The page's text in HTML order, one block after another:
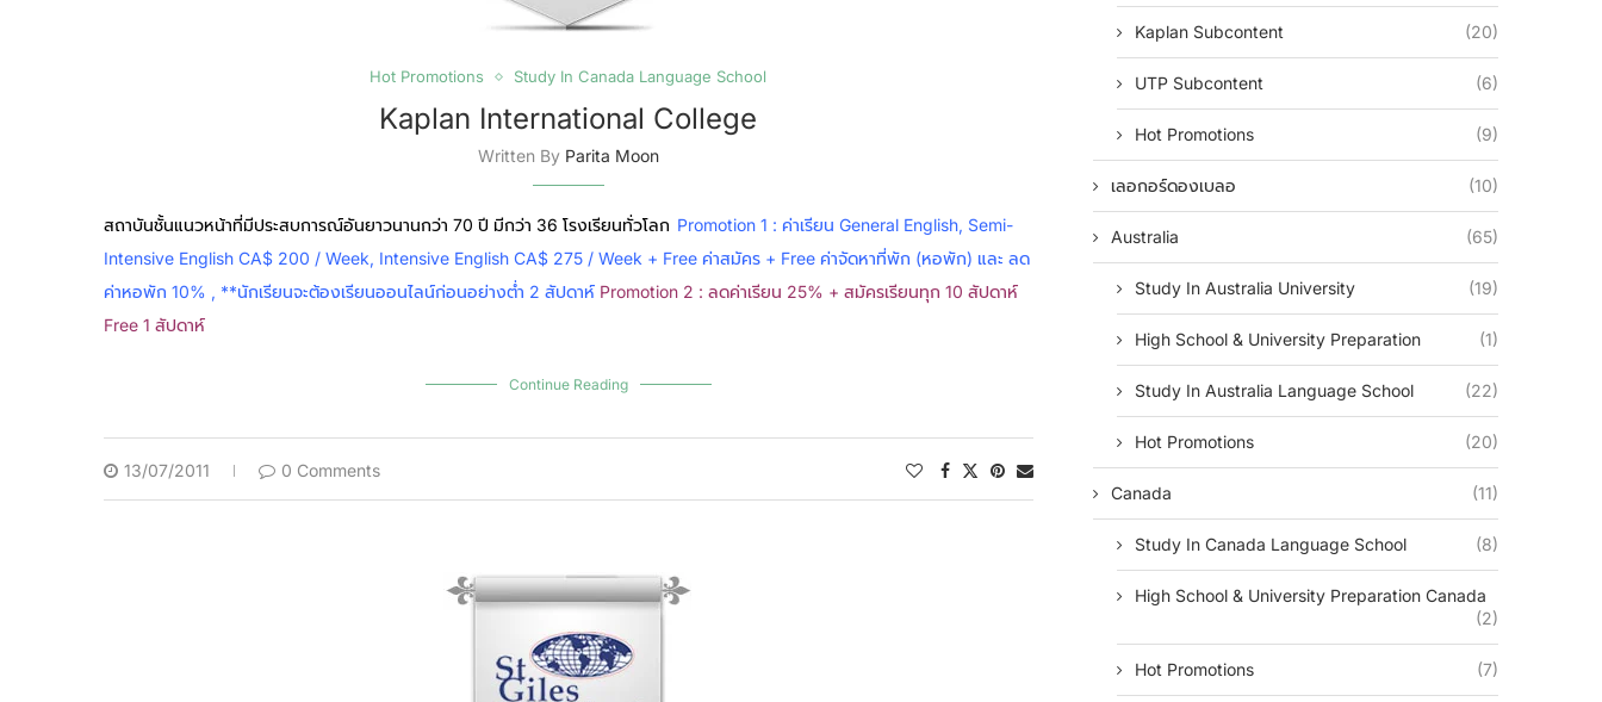
Hot Promotions Study In Canada Language School
Kaplan International College
Written By Parita Moon
สถาบันชั้นแนวหน้าที่มีประสบการณ์อันยาวนานกว่า 70 ปี มีกว่า 36 โรงเรียนทั่วโลก Promotion 1 : ค่าเรียน General English, Semi-
Intensive English CA$ 200 / Week, Intensive English CA$ 275 / Week + Free ค่าสมัคร + Free ค่าจัดหาที่พัก (หอพัก) และ ลด
ค่าหอพัก 10% , **นักเรียนจะต้องเรียนออนไลน์ก่อนอย่างต่ำ 2 สัปดาห์ Promotion 2 : ลดค่าเรียน 25% + สมัครเรียนทุก 10 สัปดาห์
Free 1 สัปดาห์
Continue Reading
13/07/2011 0 Comments
Kaplan Subcontent (20)
UTP Subcontent (6)
Hot Promotions (9)
เลอกอร์ดองเบลอ (10)
Australia (65)
Study In Australia University (19)
High School & University Preparation (1)
Study In Australia Language School (22)
Hot Promotions (20)
Canada (11)
Study In Canada Language School (8)
High School & University Preparation Canada
(2)
Hot Promotions (7)